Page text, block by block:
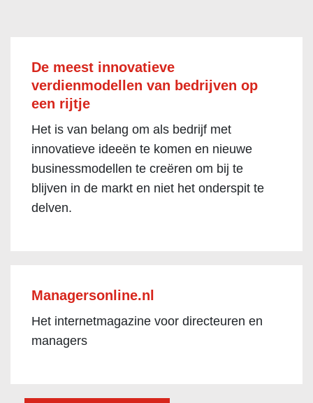
De meest innovatieve
verdienmodellen van bedrijven op
een rijtje
Het is van belang om als bedrijf met
innovatieve ideeën te komen en nieuwe
businessmodellen te creëren om bij te
blijven in de markt en niet het onderspit te
delven.
Managersonline.nl
Het internetmagazine voor directeuren en
managers